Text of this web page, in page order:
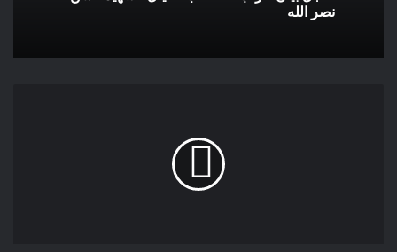
نصر الله